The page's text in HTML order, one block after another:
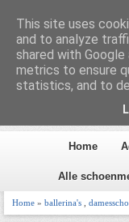
Home
Alle
Home » ballerina's
This site uses
and to analyze
shared with
metrics to ensure
statistics, and to